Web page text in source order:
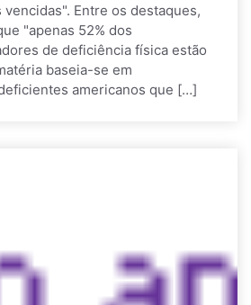
Entre os destaques,
"apenas 52% dos
de deficiência física estão
baseia-se em
americanos que […]